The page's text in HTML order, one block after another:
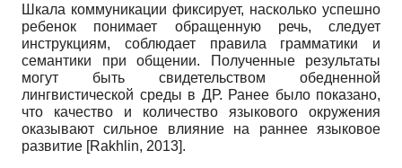
Шкала коммуникации фиксирует, насколько успешно
ребенок понимает обращенную речь, следует
инструкциям, соблюдает правила грамматики и
семантики при общении. Полученные результаты
могут быть свидетельством обедненной
лингвистической среды в ДР. Ранее было показано,
что качество и количество языкового окружения
оказывают сильное влияние на раннее языковое
развитие [Rakhlin, 2013].